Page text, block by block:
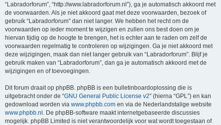
“Labradorforum”, “http://www.labradorforum.nl”), ga je automatisch akkoord met
de voorwaarden. Als je niet akkoord gaat met deze voorwaarden, bezoek of
gebruik “Labradorforum” dan niet langer. We hebben het recht om de
voorwaarden op ieder moment te wijzigen en zullen ons best doen om je
hiervan tijdig op de hoogte te brengen, het is echter aan te raden om zelf de
voorwaarden regelmatig te controleren op wijzigingen. Ga je niet akkoord met
deze wijzigingen, maak dan niet langer gebruik van “Labradorforum”. Blijf je
gebruik maken van “Labradorforum”, dan ga je automatisch akkoord met de
wijzigingen en of toevoegingen.
Dit forum draait op phpBB. phpBB is een bulletinboardoplossing die is
uitgebracht onder de “GNU General Public License v2” (hierna “GPL”) en kan
gedownload worden via www.phpbb.com en via de Nederlandstalige website
www.phpbb.nl . De phpBB-software maakt internetgebaseerde discussies
mogelijk. phpBB Limited is niet verantwoordelijk voor wat wordt toegestaan of